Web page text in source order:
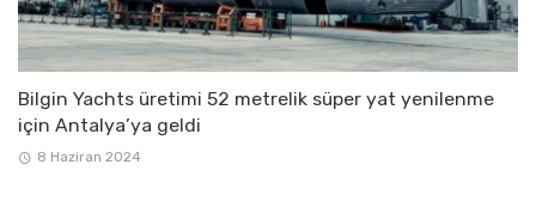
Bilgin Yachts üretimi 52 metrelik süper yat yenilenme
için Antalya’ya geldi
8 Haziran 2024